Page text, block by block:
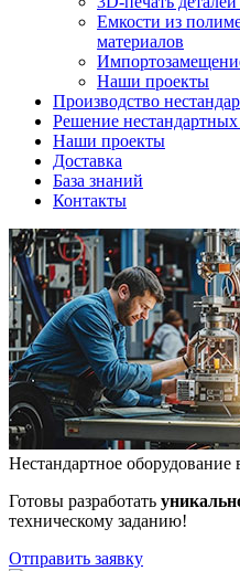
Емкости из
материалов
Наши проекты
Производство
Решение нестандартных
Наши проекты
Доставка
База знаний
Контакты
Нестандартное
Готовы разработать
техническому заданию!
Отправить заявку